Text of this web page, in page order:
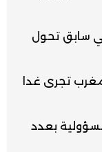
سابق تحول
تجرى غدا
بعدد